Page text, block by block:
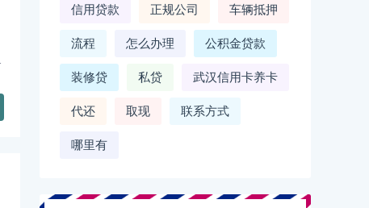
信用贷款 正规公司 车辆抵押
流程 怎么办理 公积金贷款
装修贷 私贷 武汉信用卡养卡
代还 取现 联系方式
哪里有